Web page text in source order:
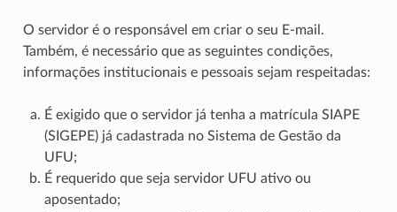
O servidor é o responsável em criar o seu E-mail.
Também, é necessário que as seguintes condições,
informações institucionais e pessoais sejam respeitadas:
É exigido que o servidor já tenha a matrícula SIAPE
(SIGEPE) já cadastrada no Sistema de Gestão da
UFU;
É requerido que seja servidor UFU ativo ou
aposentado;